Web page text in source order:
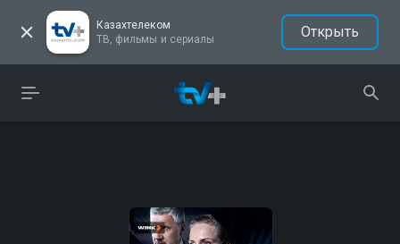
Казахтелеком
ТВ, фильмы и сериалы
Открыть